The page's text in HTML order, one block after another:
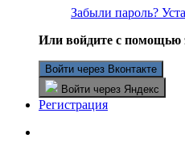
Забыли пароль?
Или войдите с помощью
Войти через Вконтакте
Войти через Яндекс
Регистрация